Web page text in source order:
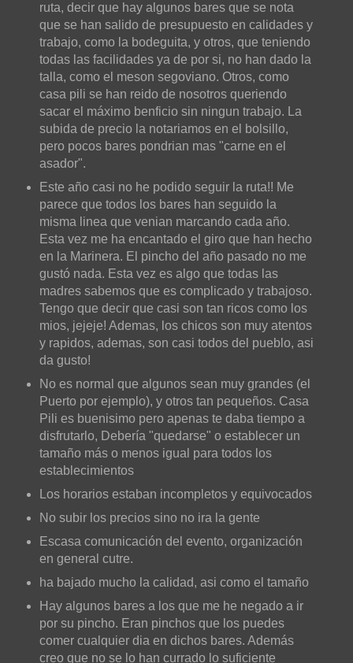
ruta, decir que hay algunos bares que se nota
que se han salido de presupuesto en calidades y
trabajo, como la bodeguita, y otros, que teniendo
todas las facilidades ya de por si, no han dado la
talla, como el meson segoviano. Otros, como
casa pili se han reido de nosotros queriendo
sacar el máximo benficio sin ningun trabajo. La
subida de precio la notariamos en el bolsillo,
pero pocos bares pondrian mas "carne en el
asador".
Este año casi no he podido seguir la ruta!! Me
parece que todos los bares han seguido la
misma linea que venian marcando cada año.
Esta vez me ha encantado el giro que han hecho
en la Marinera. El pincho del año pasado no me
gustó nada. Esta vez es algo que todas las
madres sabemos que es complicado y trabajoso.
Tengo que decir que casi son tan ricos como los
mios, jejeje! Ademas, los chicos son muy atentos
y rapidos, ademas, son casi todos del pueblo, asi
da gusto!
No es normal que algunos sean muy grandes (el
Puerto por ejemplo), y otros tan pequeños. Casa
Pili es buenisimo pero apenas te daba tiempo a
disfrutarlo, Debería "quedarse" o establecer un
tamaño más o menos igual para todos los
establecimientos
Los horarios estaban incompletos y equivocados
No subir los precios sino no ira la gente
Escasa comunicación del evento, organización
en general cutre.
ha bajado mucho la calidad, asi como el tamaño
Hay algunos bares a los que me he negado a ir
por su pincho. Eran pinchos que los puedes
comer cualquier dia en dichos bares. Además
creo que no se lo han currado lo suficiente